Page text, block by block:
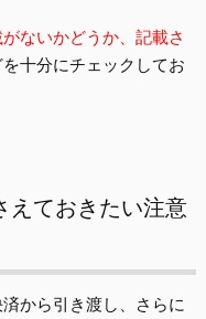
ないかどうか、記載さ
十分にチェックしてお
ておきたい注意
から引き渡し、さらに